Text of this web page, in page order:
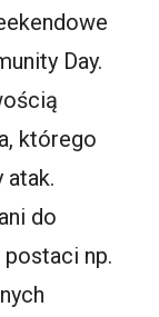
Day.
którego
atak.
do
np.